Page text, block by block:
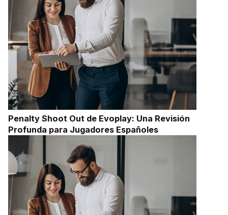
Penalty Shoot Out de Evoplay: Una Revisión
Profunda para Jugadores Españoles